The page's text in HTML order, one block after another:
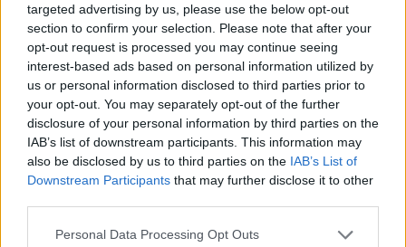
targeted advertising by us, please use the below opt-out
section to confirm your selection. Please note that after your
opt-out request is processed you may continue seeing
interest-based ads based on personal information utilized by
us or personal information disclosed to third parties prior to
your opt-out. You may separately opt-out of the further
disclosure of your personal information by third parties on the
IAB’s list of downstream participants. This information may
also be disclosed by us to third parties on the IAB’s List of
Downstream Participants that may further disclose it to other
Please note that this website/app uses one or more Google
Personal Data Processing Opt Outs
Depois de salvar suas frases-semente com segurança,
confirme na próxima tela, verificando-as. E pronto! Leia as
dicas mais uma vez para garantir que você está totalmente
ciente dos problemas de segurança e clique em OK, agora
sua carteira está pronta. Agora clique no ícone MetaMask
na barra de extensão do navegador e desbloqueie sua
carteira com sua senha. Você deve ver seu saldo inicial
depois.Aí vem a etapa de geração de frase de backup, na
tela você verá uma lista de palavras aleatórias que